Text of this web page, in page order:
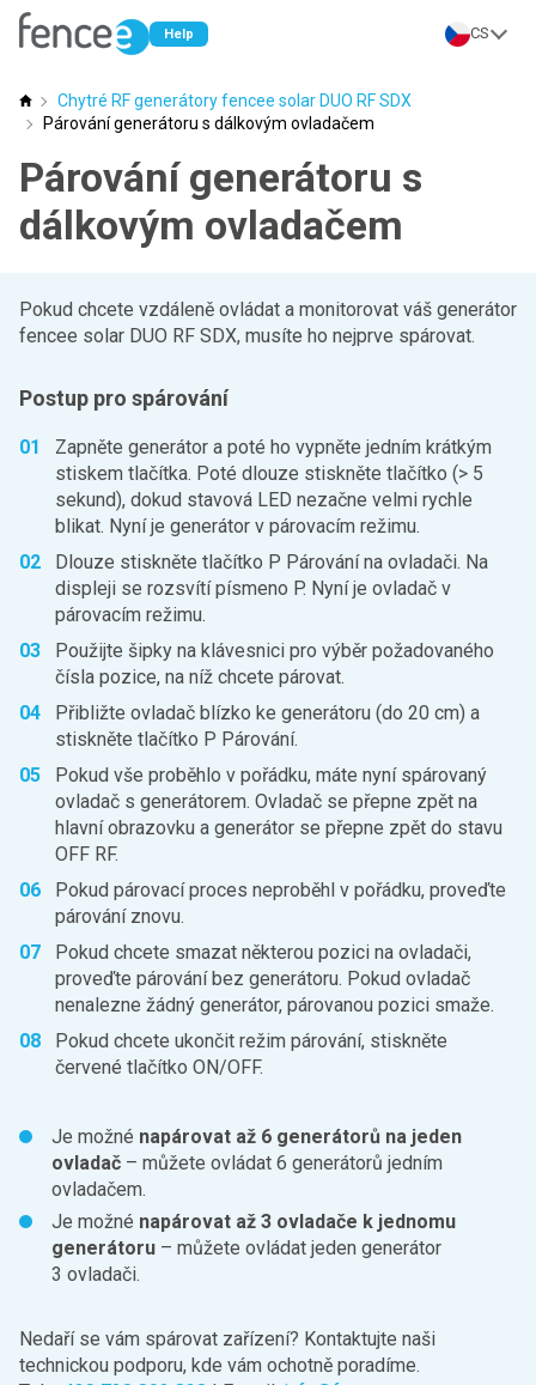
Help CS
Poradna fencee
Chytré RF generátory fencee solar DUO RF SDX
Párování generátoru s dálkovým ovladačem
Párování generátoru s
dálkovým ovladačem
Pokud chcete vzdáleně ovládat a monitorovat váš generátor
fencee solar DUO RF SDX, musíte ho nejprve spárovat.
Postup pro spárování
Zapněte generátor a poté ho vypněte jedním krátkým
stiskem tlačítka. Poté dlouze stiskněte tlačítko (> 5
sekund), dokud stavová LED nezačne velmi rychle
blikat. Nyní je generátor v párovacím režimu.
Dlouze stiskněte tlačítko P Párování na ovladači. Na
displeji se rozsvítí písmeno P. Nyní je ovladač v
párovacím režimu.
Použijte šipky na klávesnici pro výběr požadovaného
čísla pozice, na níž chcete párovat.
Přibližte ovladač blízko ke generátoru (do 20 cm) a
stiskněte tlačítko P Párování.
Pokud vše proběhlo v pořádku, máte nyní spárovaný
ovladač s generátorem. Ovladač se přepne zpět na
hlavní obrazovku a generátor se přepne zpět do stavu
OFF RF.
Pokud párovací proces neproběhl v pořádku, proveďte
párování znovu.
Pokud chcete smazat některou pozici na ovladači,
proveďte párování bez generátoru. Pokud ovladač
nenalezne žádný generátor, párovanou pozici smaže.
Pokud chcete ukončit režim párování, stiskněte
červené tlačítko ON/OFF.
Je možné napárovat až 6 generátorů na jeden
ovladač – můžete ovládat 6 generátorů jedním
ovladačem.
Je možné napárovat až 3 ovladače k jednomu
generátoru – můžete ovládat jeden generátor
3 ovladači.
Nedaří se vám spárovat zařízení? Kontaktujte naši
technickou podporu, kde vám ochotně poradíme.